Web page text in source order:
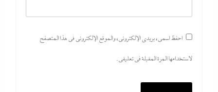
احفظ اسمي، بريدي الإلكتروني، والموقع الإلكتروني في هذا المتصفح
لاستخدامها المرة المقبلة في تعليقي.